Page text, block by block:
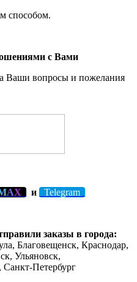
способом.
с Вами
Ваши вопросы и пожелания
АХ и Telegram
заказы в города:
Благовещенск, Краснодар,
, Ульяновск,
Санкт-Петербург